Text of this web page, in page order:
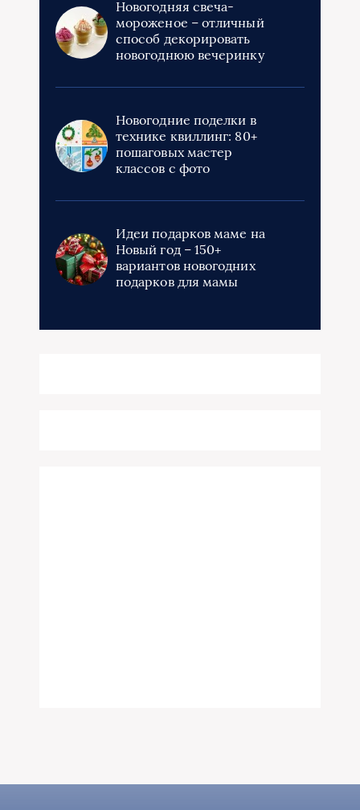
Новогодняя свеча-
мороженое – отличный
способ декорировать
новогоднюю вечеринку
Новогодние поделки в
технике квиллинг: 80+
пошаговых мастер
классов с фото
Идеи подарков маме на
Новый год – 150+
вариантов новогодних
подарков для мамы